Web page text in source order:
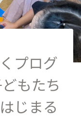
プログ
もたち
じまる